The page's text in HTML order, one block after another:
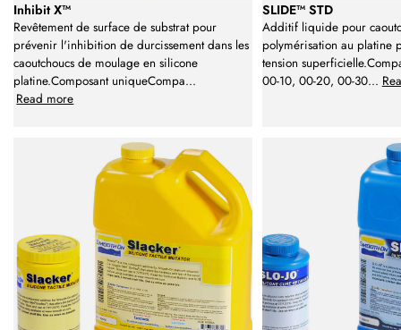
Inhibit X™
Revêtement de surface de substrat pour
prévenir l'inhibition de durcissement dans les
caoutchoucs de moulage en silicone
platine.Composant uniqueCompa...
Read more
SLIDE™ STD
Additif liquide pour
polymérisation au platine
tension
00-10, 00-20, 00-30...